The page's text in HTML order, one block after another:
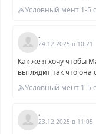
Условный мент 1-5
.
24.12.2025 в 10:21
Как же я хочу чтобы
выглядит так что она
Условный мент 1-5
.
23.12.2025 в 11:05